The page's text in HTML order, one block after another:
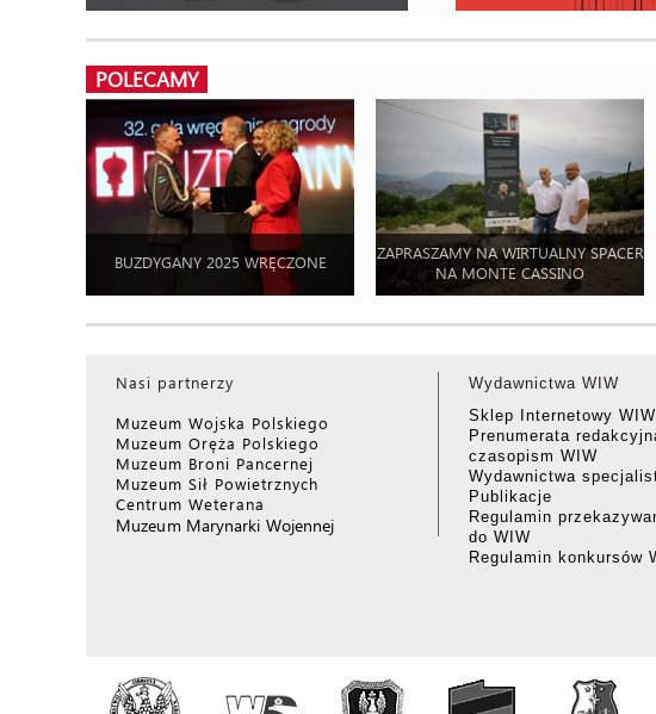
POLECAMY
BUZDYGANY 2025 WRĘCZONE
ZAPRASZAMY NA WIRTUALNY SPACER
NA MONTE CASSINO
Nasi partnerzy
Muzeum Wojska Polskiego
Muzeum Oręża Polskiego
Muzeum Broni Pancernej
Muzeum Sił Powietrznych
Centrum Weterana
Muzeum Marynarki Wojennej
Wydawnictwa WIW
Sklep Internetowy WIW
Prenumerata
czasopism WIW
Wydawnictwa
Publikacje
Regulamin
do WIW
Regulamin konkursów